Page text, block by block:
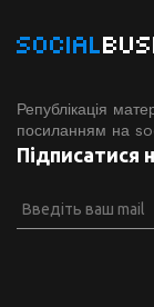
SOCIAL
Републікація
посиланням на
Підписатися